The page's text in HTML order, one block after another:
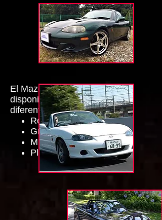
El Mazda Mx-5 SE estaba
disponible en cuatro colores
diferentes:
Rojo de velocidad
Gris titanio
Mica negra
Plata de la luz del sol